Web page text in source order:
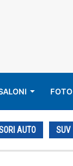
FOTO
AUTO SUV